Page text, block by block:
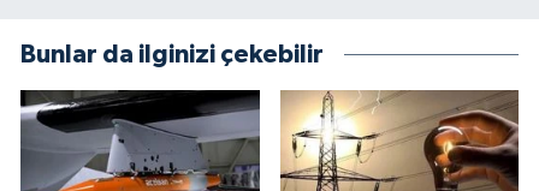
Bunlar da ilginizi çekebilir